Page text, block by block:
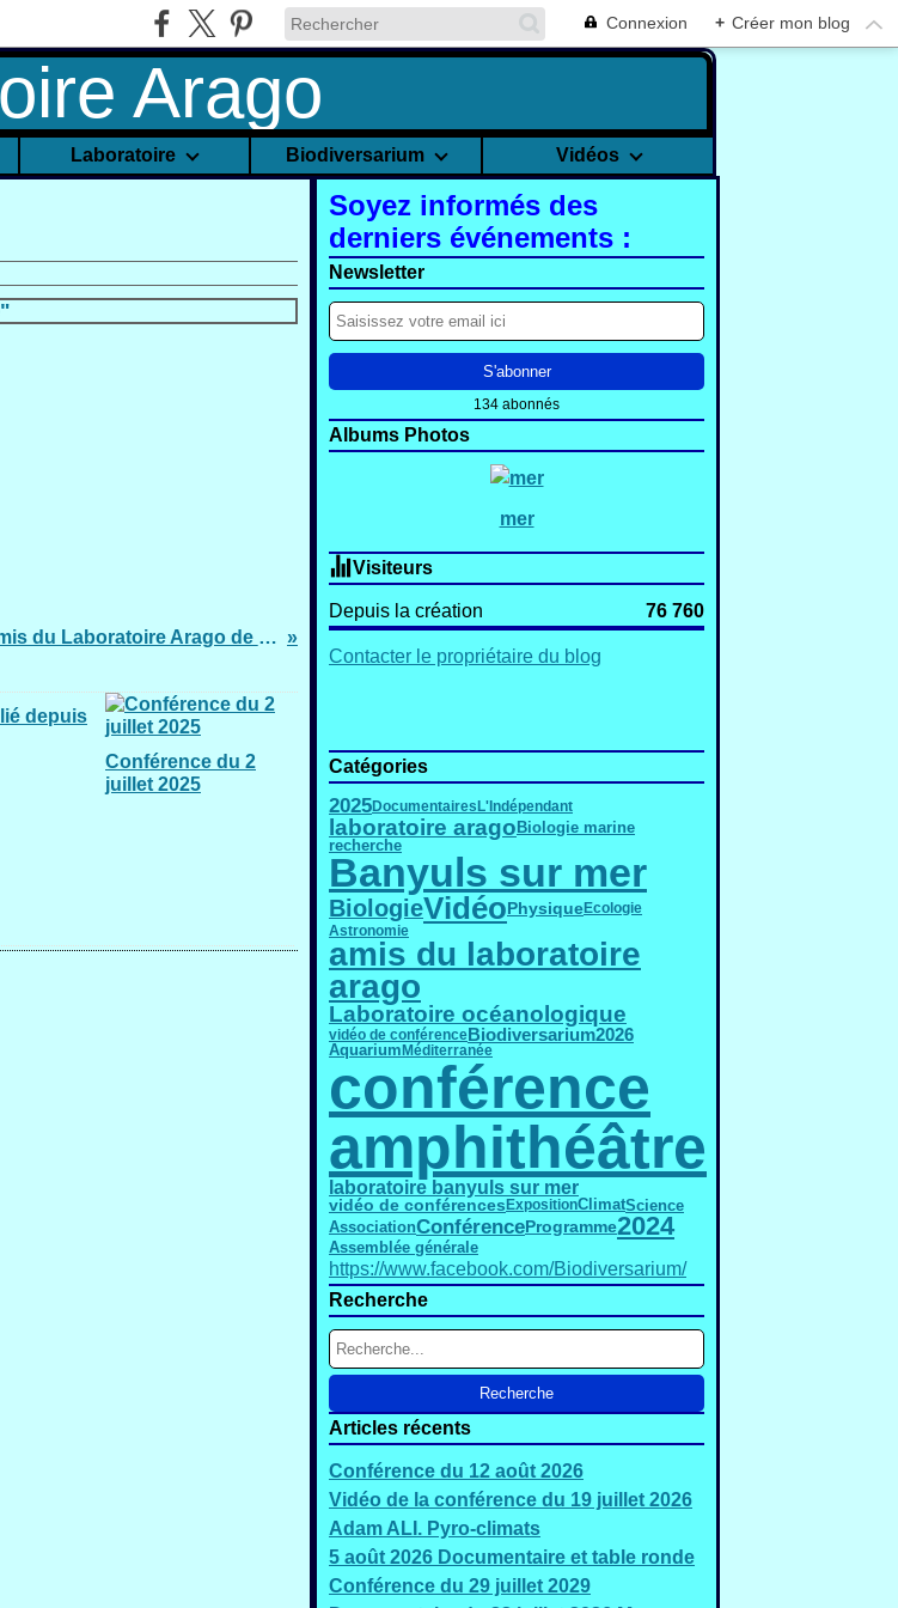
Connexion + Créer mon blog
Laboratoire Biodiversarium Vidéos
L'Association des Amis du Laboratoire Arago de Banyuls participera au forum des Associations le samedi 10 septembre 2016
depuis
Conférence du 2
juillet 2025
Soyez informés des
derniers événements :
Newsletter
134 abonnés
Albums Photos
mer
Visiteurs
Depuis la création 76 760
Contacter le propriétaire du blog
Catégories
2025DocumentairesL'Indépendant
laboratoire arago Biologie marine
recherche
Banyuls sur mer
BiologieVidéoPhysiqueEcologie
Astronomie
amis du laboratoire
arago
Laboratoire océanologique
vidéo de conférenceBiodiversarium2026
Aquarium Méditerranée
conférence
amphithéâtre
laboratoire banyuls sur mer
vidéo de conférences ExpositionClimatScience
AssociationConférenceProgramme2024
Assemblée générale
https://www.facebook.com/Biodiversarium/
Recherche
Articles récents
Conférence du 12 août 2026
Vidéo de la conférence du 19 juillet 2026
Adam ALI. Pyro-climats
5 août 2026 Documentaire et table ronde
Conférence du 29 juillet 2029